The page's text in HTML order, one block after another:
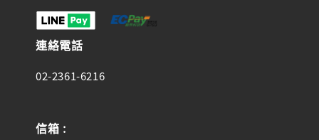
連絡電話
02-2361-6216
信箱 :